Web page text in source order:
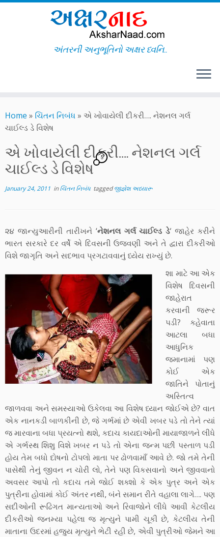
to
content
અંતરની અનુભૂતિનો અક્ષર ધ્વનિ..
Home » ચિંતન નિબંધ » એ ખોવાયેલી દીકરી…. નેશનલ ગર્લ
ચાઈલ્ડ ડે વિશેષ
એ ખોવાયેલી દીકરી…. નેશનલ ગર્લ
ચાઈલ્ડ ડે વિશેષ
5
January 24, 2011 inચિંતન નિબંધ taggedજીજ્ઞેશ અધ્યારૂ
૨૪ જાન્યુઆરીની તારીખને ‘નેશનલ ગર્લ ચાઈલ્ડ ડે‘ જાહેર કરીને
ભારત સરકારે દર વર્ષે એ દિવસની ઉજવણી અને તે દ્વારા દીકરીઓ
વિશે જાગૃતિ અને સદભાવ પ્રગટાવવાનું ધ્યેય રાખ્યું છે.
શા માટે આ એક
વિશેષ દિવસની
જાહેરાત
કરવાની જરૂર
પડી? કહેવાતા
આટલા બધા
આધુનિક
જમાનામાં પણ
કોઈ એક
જાતિને પોતાનું
અસ્તિત્વ
જાળવવા અને સમસ્યાઓ ઉકેલવા આ વિશેષ ધ્યાન જોઈએ છે? વાત
એક નાનકડી બાળકીની છે, જે ગર્ભમાં છે એવી ખબર પડે તો તેને ત્યાં
જ મારવાના બધા પ્રયત્નો થશે, કદાચ કાયદાઓની માયાજાળને લીધે
એ ગર્ભસ્થ શિશુ વિશે ખબર ન પડે તો એના જન્મ પછી પસ્તાળ પડી
હોય તેમ બધો દોષનો ટોપલો માતા પર ઢોળવામાઁ આવે છે. જો તમે તેની
પાસેથી તેનું જીવન ન ચોરી લો, તેને પણ વિકસવાનો અને જીવવાનો
અવસર આપો તો કદાચ તમે જોઈ શક્શો કે એક પુત્ર અને એક
પુત્રીના હોવામાં કોઈ અંતર નથી, બંને સમાન રીતે વહાલા લાગે…. પણ
સદીઓની રૂઢિગત માન્યતાઓ અને રિવાજોને લીધે આવી કેટલીય
દીકરીઓ જનમ્યા પહેલા જ મૃત્યુને પામી ચૂકી છે, કેટલીય તેની
માતાના ઉદરમાં હજુય મૃત્યુને ભેટી રહી છે, એવી પુત્રીઓ જેમને આ